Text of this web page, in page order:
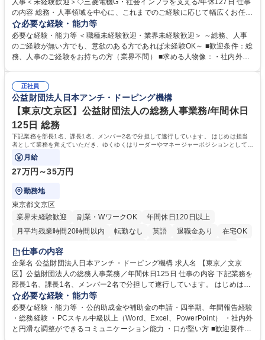
人事＜未経験歓迎＞◇三菱電機G・社会インフラを支える/年休127日 仕事
の内容 総務・人事領域を中心に、これまでのご経験に応じて幅広くお任せ
します。 ＜具体的には＞ ・総務/人事労務（給与・社保・勤怠管理など）
・採用・教育研修 ・福利厚生運用 など ※基本的には事務所勤務ですが、
採用や教育等の業務内容により、関西圏以外への日帰り・宿泊を伴う国内
出張もございます。 ※担当業務を持ちつつ、お互いに助け合いながら、総
必要な経験・能力等
必要な経験・能力等 ＜職種未経験歓迎・業界未経験歓迎＞ ～総務、人事
のご経験が無い方でも、意欲のある方であれば未経験OK～ ■歓迎条件：総
務、人事のご経験をお持ちの方（業界不問） ■求める人物像：・社内外の
正社員
公益財団法人日本アンチ・ドーピング機構
【東京/文京区】公益財団法人の総務人事業務/年間休日
125日 総務
下記業務を部長1名、課長1名、メンバー2名で分担して遂行しています。 はじめは担当
者として業務を覚えていただき、ゆくゆくはリーダーやマネージャーポジションとして活
躍いただくことを期待しています。
月給
27万円～35万円
勤務地
東京都文京区
業界未経験歓迎
副業・WワークOK
年間休日120日以上
月平均残業時間20時間以内
転勤なし 英語 退職金あり
在宅OK
賞与あり
育休あり
食事補助あり
仕事の内容
企業名 公益財団法人日本アンチ・ドーピング機構 求人名 【東京／文京
区】公益財団法人の総務人事業務／年間休日125日 仕事の内容 下記業務を
部長1名、課長1名、メンバー2名で分担して遂行しています。 はじめは担
当者として業務を覚えていただき、ゆくゆくはリーダーやマネージャーポ
ジションとして活躍いただくことを期待しています。 【総務・人事グルー
プの業務内容】 ・人事制度関連 ・採用活動 ・教育研修の企画、実行 ・勤
怠管理 ・官公庁への各種提出 ・法定の会議運営（評議員会、理事会） ・
必要な経験・能力等
必要な経験・能力等 ・公的助成金や補助金の申請・四半期、年間報告経験
・総務経験 ・PCスキル中級以上（Word、Excel、PowerPoint） ・社内外
と円滑な調整ができるコミュニケーション能力 ・口が堅い方 ■歓迎要件